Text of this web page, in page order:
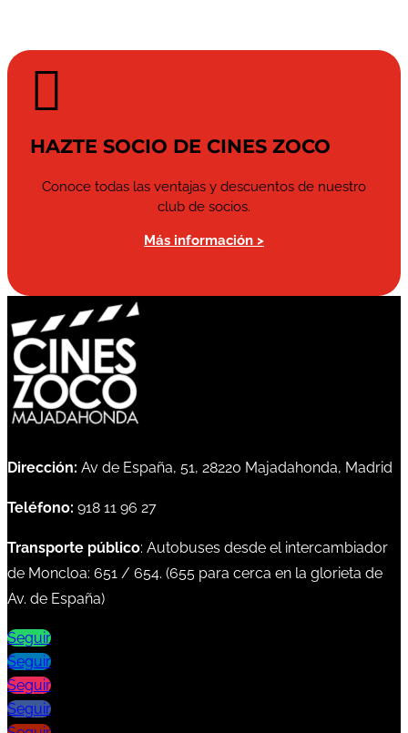

HAZTE SOCIO DE CINES ZOCO
Conoce todas las ventajas y descuentos de nuestro
club de socios.
Más información >
Dirección: Av de España, 51, 28220 Majadahonda, Madrid
Teléfono: 918 11 96 27
Transporte público: Autobuses desde el intercambiador
de Moncloa: 651 / 654. (655 para cerca en la glorieta de
Av. de España)
Seguir
Seguir
Seguir
Seguir